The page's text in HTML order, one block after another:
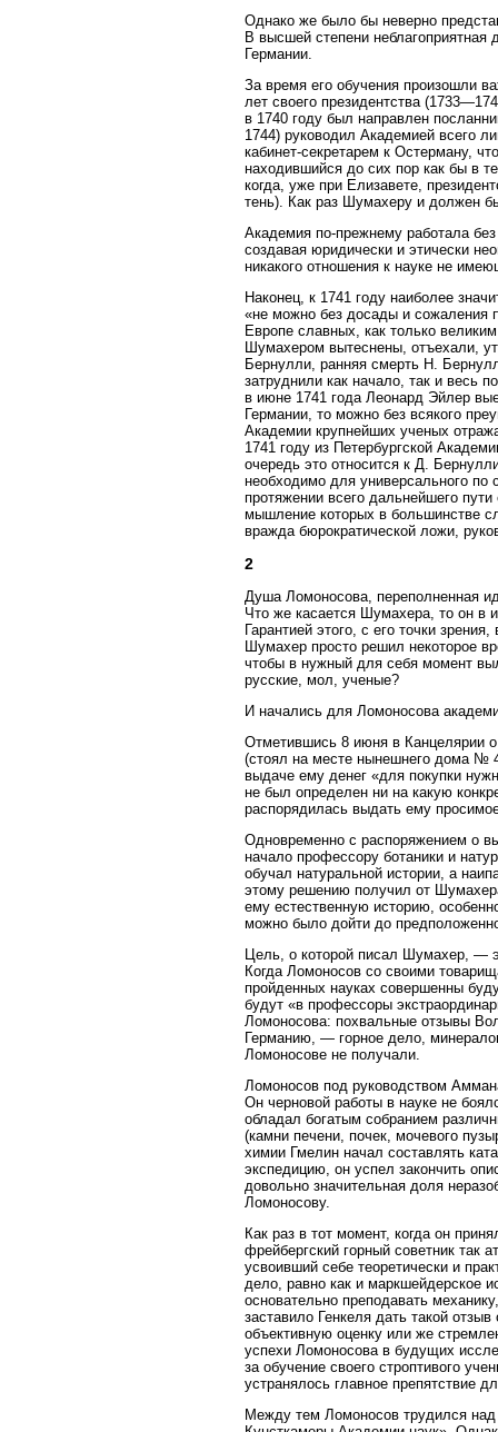
Однако же было бы неверно
В высшей степени неблагоприятная
Германии.
За время его обучения произошли
лет своего президентства
в 1740 году был направлен
1744) руководил Академией всего
кабинет-секретарем к Остерману,
находившийся до сих пор как бы в
когда, уже при Елизавете,
тень). Как раз Шумахеру и должен
Академия по-прежнему работала
создавая юридически и этически
никакого отношения к науке не
Наконец, к 1741 году наиболее
«не можно без досады и сожаления
Европе славных, как только
Шумахером вытеснены, отъехали,
Бернулли, ранняя смерть Н.
затруднили как начало, так и весь
в июне 1741 года Леонард Эйлер
Германии, то можно без всякого
Академии крупнейших ученых
1741 году из Петербургской
очередь это относится к Д.
необходимо для универсального
протяжении всего дальнейшего
мышление которых в большинстве
вражда бюрократической ложи,
2
Душа Ломоносова, переполненная
Что же касается Шумахера, то он в
Гарантией этого, с его точки
Шумахер просто решил некоторое
чтобы в нужный для себя момент
русские, мол, ученые?
И начались для Ломоносова
Отметившись 8 июня в Канцелярии
(стоял на месте нынешнего дома №
выдаче ему денег «для покупки
не был определен ни на какую
распорядилась выдать ему
Одновременно с распоряжением о
начало профессору ботаники и
обучал натуральной истории, а
этому решению получил от
ему естественную историю,
можно было дойти до
Цель, о которой писал Шумахер, —
Когда Ломоносов со своими
пройденных науках совершенны
будут «в профессоры
Ломоносова: похвальные отзывы
Германию, — горное дело,
Ломоносове не получали.
Ломоносов под руководством
Он черновой работы в науке не
обладал богатым собранием
(камни печени, почек, мочевого
химии Гмелин начал составлять
экспедицию, он успел закончить
довольно значительная доля
Ломоносову.
Как раз в тот момент, когда он
фрейбергский горный советник
усвоивший себе теоретически и
дело, равно как и маркшейдерское
основательно преподавать
заставило Генкеля дать такой
объективную оценку или же
успехи Ломоносова в будущих
за обучение своего строптивого
устранялось главное препятствие
Между тем Ломоносов трудился над